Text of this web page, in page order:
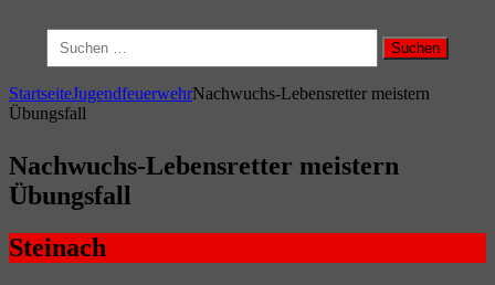
nach:
StartseiteJugendfeuerwehrNachwuchs-Lebensretter meistern
Übungsfall
Nachwuchs-Lebensretter meistern
Übungsfall
Steinach